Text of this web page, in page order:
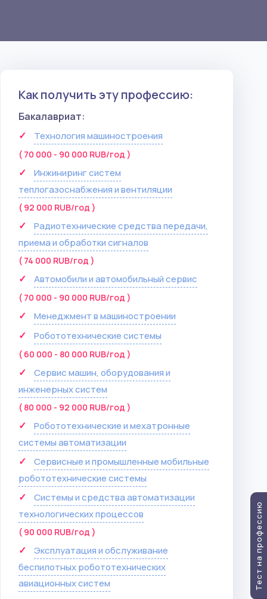
Как получить эту профессию:
Бакалавриат:
Технология машиностроения
( 70 000 - 90 000 RUB/год )
Инжиниринг систем
теплогазоснабжения и вентиляции
( 92 000 RUB/год )
Радиотехнические средства передачи,
приема и обработки сигналов
( 74 000 RUB/год )
Автомобили и автомобильный сервис
( 70 000 - 90 000 RUB/год )
Менеджмент в машиностроении
Робототехнические системы
( 60 000 - 80 000 RUB/год )
Сервис машин, оборудования и
инженерных систем
( 80 000 - 92 000 RUB/год )
Робототехнические и мехатронные
системы автоматизации
Сервисные и промышленные мобильные
робототехнические системы
Системы и средства автоматизации
технологических процессов
( 90 000 RUB/год )
Эксплуатация и обслуживание
беспилотных робототехнических
авиационных систем
Тест на профессию